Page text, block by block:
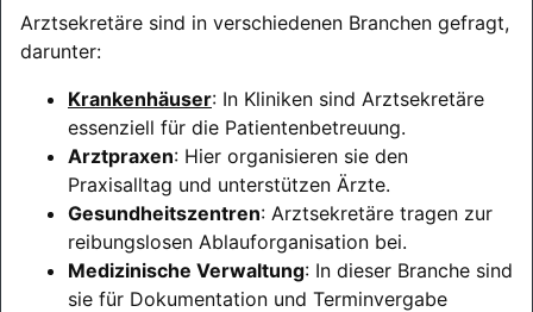
Arztsekretäre sind in verschiedenen Branchen gefragt,
darunter:
Krankenhäuser: In Kliniken sind Arztsekretäre
essenziell für die Patientenbetreuung.
Arztpraxen: Hier organisieren sie den
Praxisalltag und unterstützen Ärzte.
Gesundheitszentren: Arztsekretäre tragen zur
reibungslosen Ablauforganisation bei.
Medizinische Verwaltung: In dieser Branche sind
sie für Dokumentation und Terminvergabe